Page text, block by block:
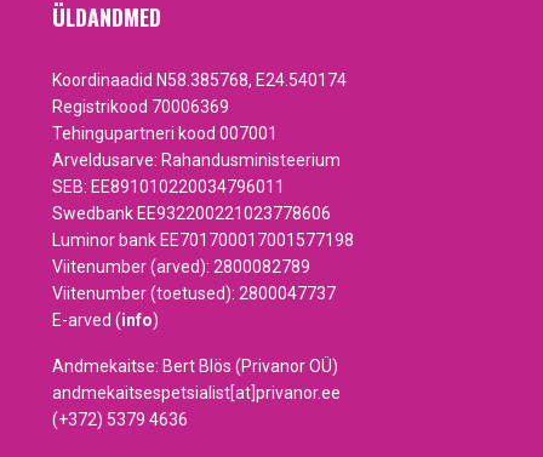
ÜLDANDMED
Koordinaadid N58.385768, E24.540174
Registrikood 70006369
Tehingupartneri kood 007001
Arveldusarve: Rahandusministeerium
SEB: EE891010220034796011
Swedbank EE932200221023778606
Luminor bank EE701700017001577198
Viitenumber (arved): 2800082789
Viitenumber (toetused): 2800047737
E-arved (info)
Andmekaitse: Bert Blös (Privanor OÜ)
andmekaitsespetsialist[at]privanor.ee
(+372) 5379 4636